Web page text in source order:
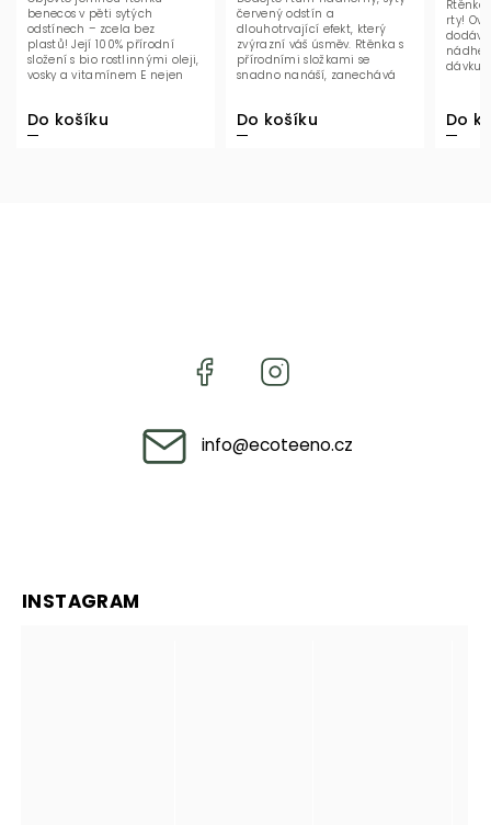
košíku
v pěti sytých
– zcela bez
Její 100% přírodní
s bio rostlinnými oleji,
a vitamínem E nejen
Do košíku
červený odstín a
dlouhotrvající efekt, který
zvýrazní váš úsměv. Rtěnka s
přírodními složkami se
snadno nanáší, zanechává
Do košíku
Rtěnka, která
rty! Ovocné
dodávají rtům
nádhernou
info@ecoteeno.cz
INSTAGRAM